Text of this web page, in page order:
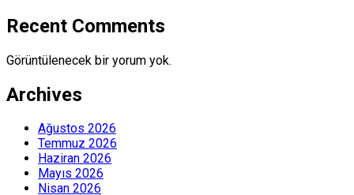
Recent Comments
Görüntülenecek bir yorum yok.
Archives
Ağustos 2026
Temmuz 2026
Haziran 2026
Mayıs 2026
Nisan 2026